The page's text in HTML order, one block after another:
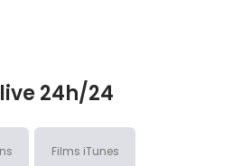
24h/24
Films iTunes